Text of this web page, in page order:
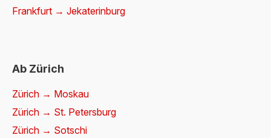
Frankfurt → Jekaterinburg
Ab Zürich
Zürich → Moskau
Zürich → St. Petersburg
Zürich → Sotschi